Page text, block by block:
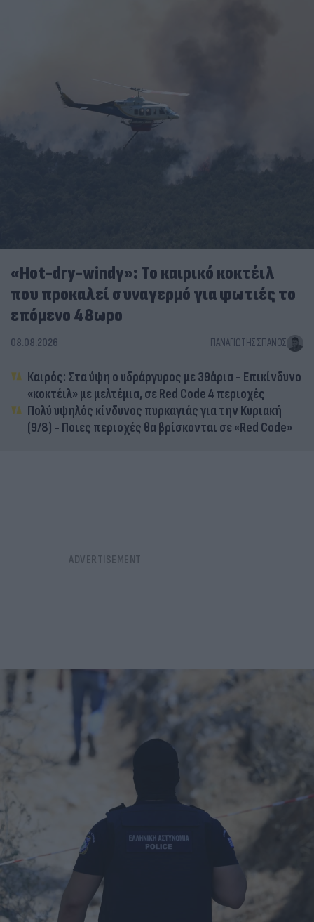
«Hot-dry-windy»: Το καιρικό κοκτέιλ
που προκαλεί συναγερμό για φωτιές το
επόμενο 48ωρο
08.08.2026 ΠΑΝΑΓΙΏΤΗΣ ΣΠΑΝΌΣ
Καιρός: Στα ύψη ο υδράργυρος με 39άρια - Επικίνδυνο
«κοκτέιλ» με μελτέμια, σε Red Code 4 περιοχές
Πολύ υψηλός κίνδυνος πυρκαγιάς για την Κυριακή
(9/8) - Ποιες περιοχές θα βρίσκονται σε «Red Code»